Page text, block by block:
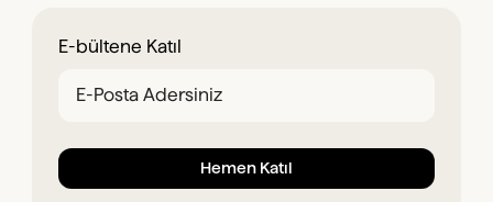
E-bültene Katıl